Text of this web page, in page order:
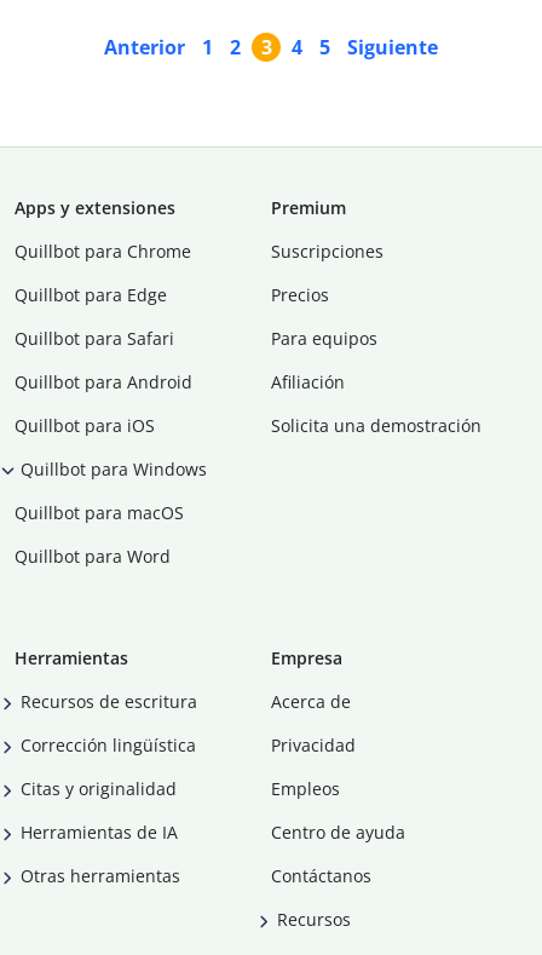
Anterior 1 2 3 4 5 Siguiente
Apps y extensiones
Quillbot para Chrome
Quillbot para Edge
Quillbot para Safari
Quillbot para Android
Quillbot para iOS
Quillbot para Windows
Quillbot para macOS
Quillbot para Word
Premium
Suscripciones
Precios
Para equipos
Afiliación
Solicita una demostración
Herramientas
Recursos de escritura
Corrección lingüística
Citas y originalidad
Herramientas de IA
Otras herramientas
Empresa
Acerca de
Privacidad
Empleos
Centro de ayuda
Contáctanos
Recursos